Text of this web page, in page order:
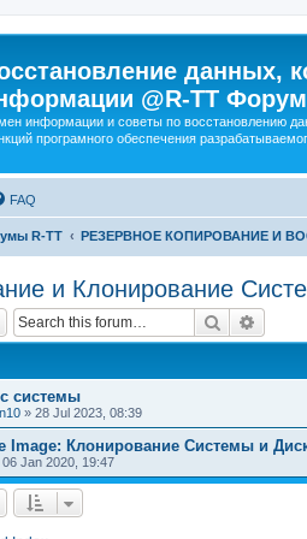
данных,
@R-TT Форум
информации и советы по восстановлению
програмного обеспечения
FAQ
R-TT РЕЗЕРВНОЕ КОПИРОВАНИЕ И
и Клонирование
Search
системы
» 28 Jul 2023, 08:39
Image: Клонирование Системы и
06 Jan 2020, 19:47